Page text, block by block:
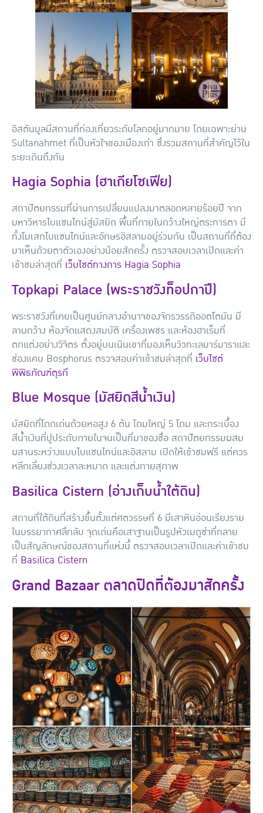
อิสตันบูลมีสถานที่ท่องเที่ยวระดับโลกอยู่มากมาย โดยเฉพาะย่าน
Sultanahmet ที่เป็นหัวใจของเมืองเก่า ซึ่งรวมสถานที่สำคัญไว้ใน
ระยะเดินถึงกัน
Hagia Sophia (ฮาเกียโซเฟีย)
สถาปัตยกรรมที่ผ่านการเปลี่ยนแปลงมาตลอดหลายร้อยปี จาก
มหาวิหารไบแซนไทน์สู่มัสยิด พื้นที่ภายในกว้างใหญ่ตระการตา มี
ทั้งโมเสกไบแซนไทน์และอักษรอิสลามอยู่ร่วมกัน เป็นสถานที่ที่ต้อง
มาเห็นด้วยตาตัวเองอย่างน้อยสักครั้ง ตรวจสอบเวลาเปิดและค่า
เข้าชมล่าสุดที่ เว็บไซต์ทางการ Hagia Sophia
Topkapi Palace (พระราชวังท็อปกาปี)
พระราชวังที่เคยเป็นศูนย์กลางอำนาจของจักรวรรดิออตโตมัน มี
ลานกว้าง ห้องจัดแสดงสมบัติ เครื่องเพชร และห้องฮาเร็มที่
ตกแต่งอย่างวิจิตร ตั้งอยู่บนเนินเขาที่มองเห็นวิวทะเลมาร์มาราและ
ช่องแคบ Bosphorus ตรวจสอบค่าเข้าชมล่าสุดที่ เว็บไซต์
พิพิธภัณฑ์ตุรกี
Blue Mosque (มัสยิดสีน้ำเงิน)
มัสยิดที่โดดเด่นด้วยหอสูง 6 ต้น โดมใหญ่ 5 โดม และกระเบื้อง
สีน้ำเงินที่ปูประดับภายในจนเป็นที่มาของชื่อ สถาปัตยกรรมผสม
ผสานระหว่างแบบไบแซนไทน์และอิสลาม เปิดให้เข้าชมฟรี แต่ควร
หลีกเลี่ยงช่วงเวลาละหมาด และแต่งกายสุภาพ
Basilica Cistern (อ่างเก็บน้ำใต้ดิน)
สถานที่ใต้ดินที่สร้างขึ้นตั้งแต่ศตวรรษที่ 6 มีเสาหินอ่อนเรียงราย
ในบรรยากาศลึกลับ จุดเด่นคือเสาฐานเป็นรูปหัวเมดูซ่าที่กลาย
เป็นสัญลักษณ์ของสถานที่แห่งนี้ ตรวจสอบเวลาเปิดและค่าเข้าชม
ที่ Basilica Cistern
Grand Bazaar ตลาดปิดที่ต้องมาสักครั้ง